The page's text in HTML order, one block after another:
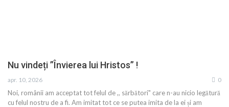
Nu vindeți ”Învierea lui Hristos” !
apr. 10, 2026 0
Noi, românii am acceptat tot felul de ,, sărbători" care n-au nicio legătură
cu felul nostru de a fi. Am imitat tot ce se putea imita de la ei și am